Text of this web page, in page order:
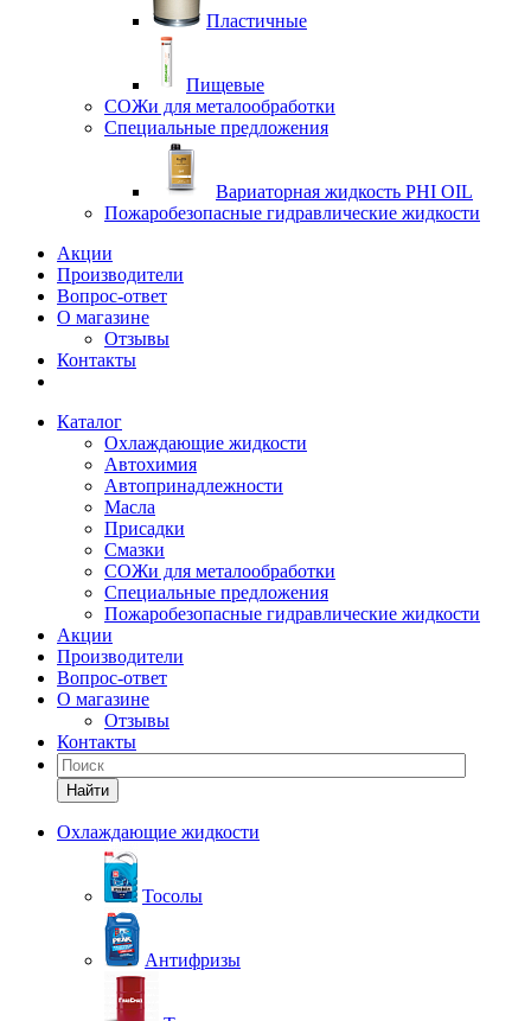
Пластичные
Пищевые
СОЖи для металообработки
Специальные предложения
Вариаторная жидкость PHI OIL
Пожаробезопасные гидравлические жидкости
Акции
Производители
Вопрос-ответ
О магазине
Отзывы
Контакты
Каталог
Охлаждающие жидкости
Автохимия
Автопринадлежности
Масла
Присадки
Смазки
СОЖи для металообработки
Специальные предложения
Пожаробезопасные гидравлические жидкости
Акции
Производители
Вопрос-ответ
О магазине
Отзывы
Контакты
Найти
Охлаждающие жидкости
Тосолы
Антифризы